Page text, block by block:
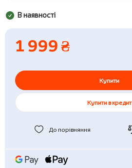
В наявності
1 999 ₴
Купити
Купити в кредит
До порівняння